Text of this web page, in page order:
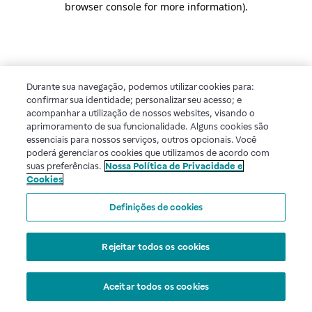
browser console for more information).
Durante sua navegação, podemos utilizar cookies para:
confirmar sua identidade; personalizar seu acesso; e
acompanhar a utilização de nossos websites, visando o
aprimoramento de sua funcionalidade. Alguns cookies são
essenciais para nossos serviços, outros opcionais. Você
poderá gerenciar os cookies que utilizamos de acordo com
suas preferências. Nossa Política de Privacidade e
Cookies
Definições de cookies
Rejeitar todos os cookies
Aceitar todos os cookies